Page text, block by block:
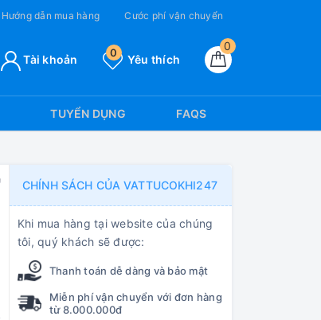
Hướng dẫn mua hàng Cước phí vận chuyển
0
Yêu thích
0
Tài khoản
TUYỂN DỤNG FAQS
CHÍNH SÁCH CỦA VATTUCOKHI247
Khi mua hàng tại website của chúng
tôi, quý khách sẽ được:
Thanh toán dễ dàng và bảo mật
Miễn phí vận chuyển với đơn hàng
từ 8.000.000đ